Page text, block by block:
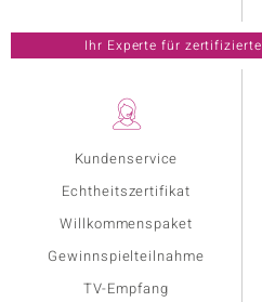
Kundenservice
Echtheitszertifikat
Willkommenspaket
Gewinnspielteilnahme
TV-Empfang
Ihr Experte für